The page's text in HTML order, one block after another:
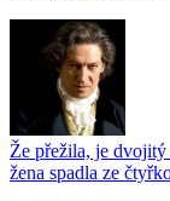
Že přežila, je dvojitý
žena spadla ze